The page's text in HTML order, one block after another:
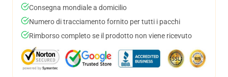
Consegna mondiale a domicilio
Numero di tracciamento fornito per tutti i pacchi
Rimborso completo se il prodotto non viene ricevuto